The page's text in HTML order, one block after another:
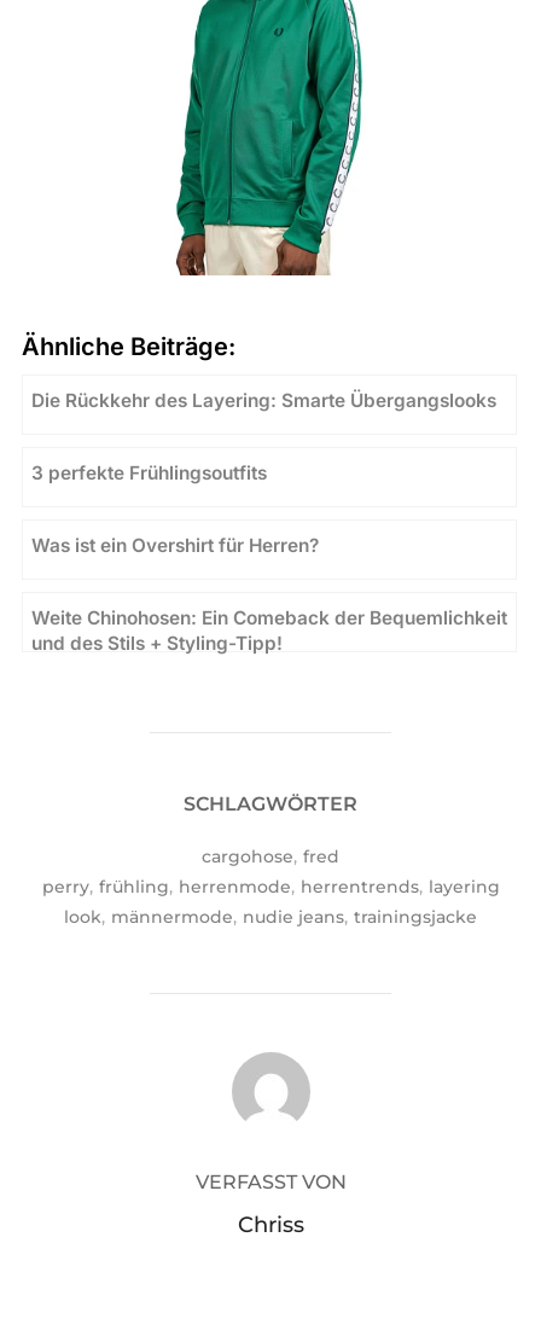
Ähnliche Beiträge:
Die Rückkehr des Layering: Smarte Übergangslooks
3 perfekte Frühlingsoutfits
Was ist ein Overshirt für Herren?
Weite Chinohosen: Ein Comeback der Bequemlichkeit
und des Stils + Styling-Tipp!
SCHLAGWÖRTER
cargohose, fred
perry, frühling, herrenmode, herrentrends, layering
look, männermode, nudie jeans, trainingsjacke
BEITRAGSAUTOR
VERFASST VON
Chriss